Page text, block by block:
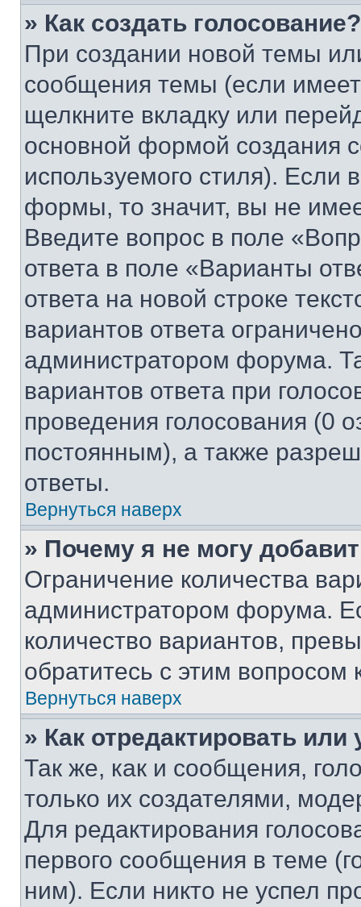
» Как создать голосование?
При создании новой темы
сообщения темы (если
щелкните вкладку или
основной формой создания
используемого стиля). Если
формы, то значит, вы не
Введите вопрос в поле
ответа в поле «Варианты
ответа на новой строке
вариантов ответа
администратором форума.
вариантов ответа при
проведения голосования (0
постоянным), а также
ответы.
Вернуться наверх
» Почему я не могу
Ограничение количества
администратором форума.
количество вариантов,
обратитесь с этим вопросом
Вернуться наверх
» Как отредактировать
Так же, как и сообщения,
только их создателями,
Для редактирования
первого сообщения в теме
ним). Если никто не успел